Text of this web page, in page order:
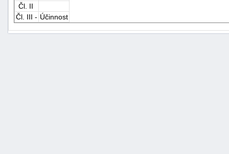
Čl. II
Čl. III - Účinnost